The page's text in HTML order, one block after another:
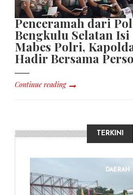
Penceramah dari
Bengkulu Selatan
Mabes Polri,
Hadir Bersama
Continue reading
TERKINI
DAERAH